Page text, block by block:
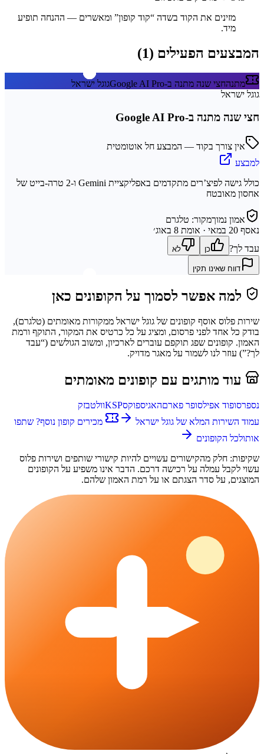
מזינים את הקוד בשדה “קוד קופון” ומאשרים — ההנחה תופיע
מיד.
המבצעים הפעילים (1
)
מתנהחצי שנה מתנה ב-Google AI Pro
גוגל ישראל
גוגל ישראל
חצי שנה מתנה ב-Google AI Pro
אין צורך בקוד — המבצע חל אוטומטית
למבצע
כולל גישה לפיצ’רים מתקדמים באפליקציית Gemini ו-2 טרה-בייט של
אחסון מאובטח
אמון נמוךמקור: טלגרם
נאסף 20 במאי
· אומת 8 באוג׳
עבד לך?
כן לא
דווח שאינו תקין
למה אפשר לסמוך על הקופונים כאן
שירות פלוס אוסף קופונים של גוגל ישראל ממקורות מאומתים (טלגרם),
בודק כל אחד לפני פרסום, ומציג על כל כרטיס את המקור, התוקף ורמת
האמון. קופונים שפג תוקפם עוברים לארכיון, ומשוב הגולשים (“עבד
לך?”) עוזר לנו לשמור על מאגר מדויק.
עוד מותגים עם קופונים מאומתים
נספרסופוד אפילסופר פארםהאגיספוקסKSPוולטבזק
עמוד השירות המלא של גוגל ישראל
מכירים קופון נוסף? שתפו
אותולכל הקופונים
שקיפות: חלק מהקישורים עשויים להיות קישורי שותפים ושירות פלוס
עשוי לקבל עמלה על רכישה דרכם. הדבר אינו משפיע על הקופונים
המוצגים, על סדר הצגתם או על רמת האמון שלהם.